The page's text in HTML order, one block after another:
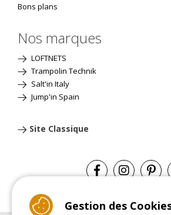
Bons plans
Nos marques
LOFTNETS
Trampolin Technik
Salt'in Italy
Jump'in Spain
Site Classique
Gestion des